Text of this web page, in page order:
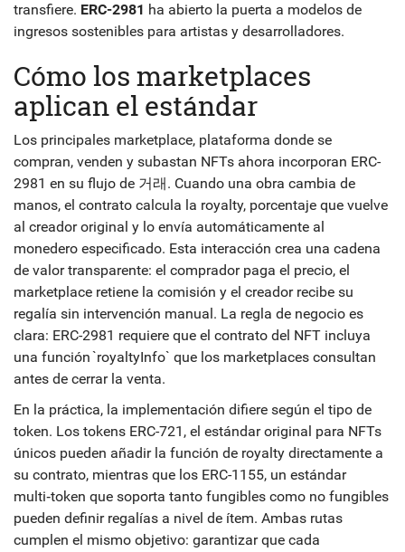
transfiere. ERC-2981 ha abierto la puerta a modelos de
ingresos sostenibles para artistas y desarrolladores.
Cómo los marketplaces
aplican el estándar
Los principales marketplace, plataforma donde se
compran, venden y subastan NFTs ahora incorporan ERC-
2981 en su flujo de 거래. Cuando una obra cambia de
manos, el contrato calcula la royalty, porcentaje que vuelve
al creador original y lo envía automáticamente al
monedero especificado. Esta interacción crea una cadena
de valor transparente: el comprador paga el precio, el
marketplace retiene la comisión y el creador recibe su
regalía sin intervención manual. La regla de negocio es
clara: ERC-2981 requiere que el contrato del NFT incluya
una función `royaltyInfo` que los marketplaces consultan
antes de cerrar la venta.
En la práctica, la implementación difiere según el tipo de
token. Los tokens ERC-721 , el estándar original para NFTs
únicos pueden añadir la función de royalty directamente a
su contrato, mientras que los ERC-1155, un estándar
multi‑token que soporta tanto fungibles como no fungibles
pueden definir regalías a nivel de ítem. Ambas rutas
cumplen el mismo objetivo: garantizar que cada